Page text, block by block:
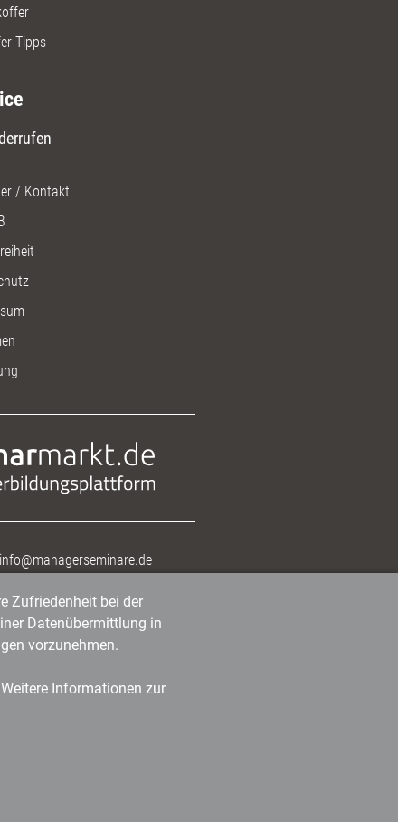
Tipps
/ Kontakt
info@managerseminare.de
Zufriedenheit bei der
Datenübermittlung in
vorzunehmen.
Informationen zur